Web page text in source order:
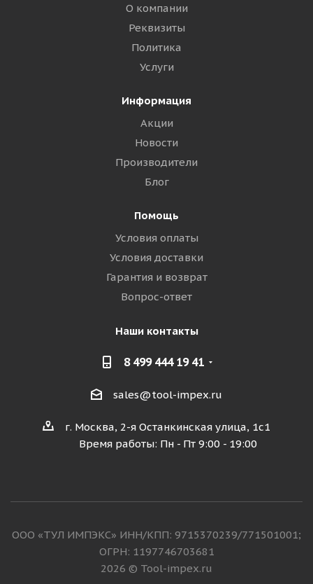
О компании
Реквизиты
Политика
Услуги
Информация
Акции
Новости
Производители
Блог
Помощь
Условия оплаты
Условия доставки
Гарантия и возврат
Вопрос-ответ
Наши контакты
8 499 444 19 41
sales@tool-impex.ru
г. Москва, 2-я Останкинская улица, 1с1
Время работы: Пн - Пт 9:00 - 19:00
ООО «ТУЛ ИМПЭКС» ИНН/КПП: 9715370239/771501001;
ОГРН: 1197746703681
2026 © Tool-impex.ru